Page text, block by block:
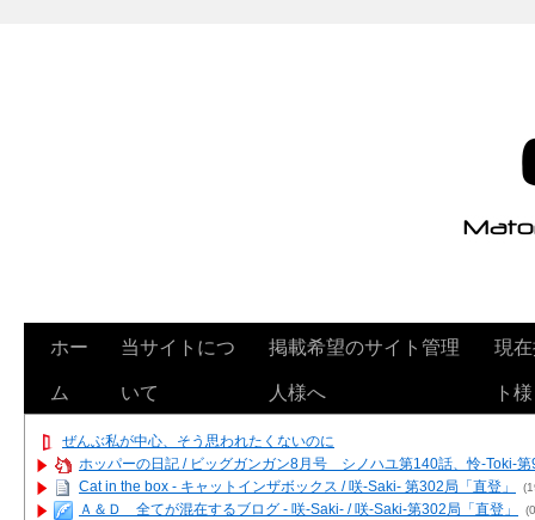
ホー
ム
当サイトにつ
いて
掲載希望のサイト管理
人様へ
現
ト様
ぜんぶ私が中心、そう思われたくないのに
ホッパーの日記 / ビッグガンガン8月号 シノハユ第140話、怜-Toki-第
Cat in the box - キャットインザボックス / 咲-Saki- 第302局「直登」
Ａ＆Ｄ 全てが混在するブログ - 咲-Saki- / 咲-Saki-第302局「直登」